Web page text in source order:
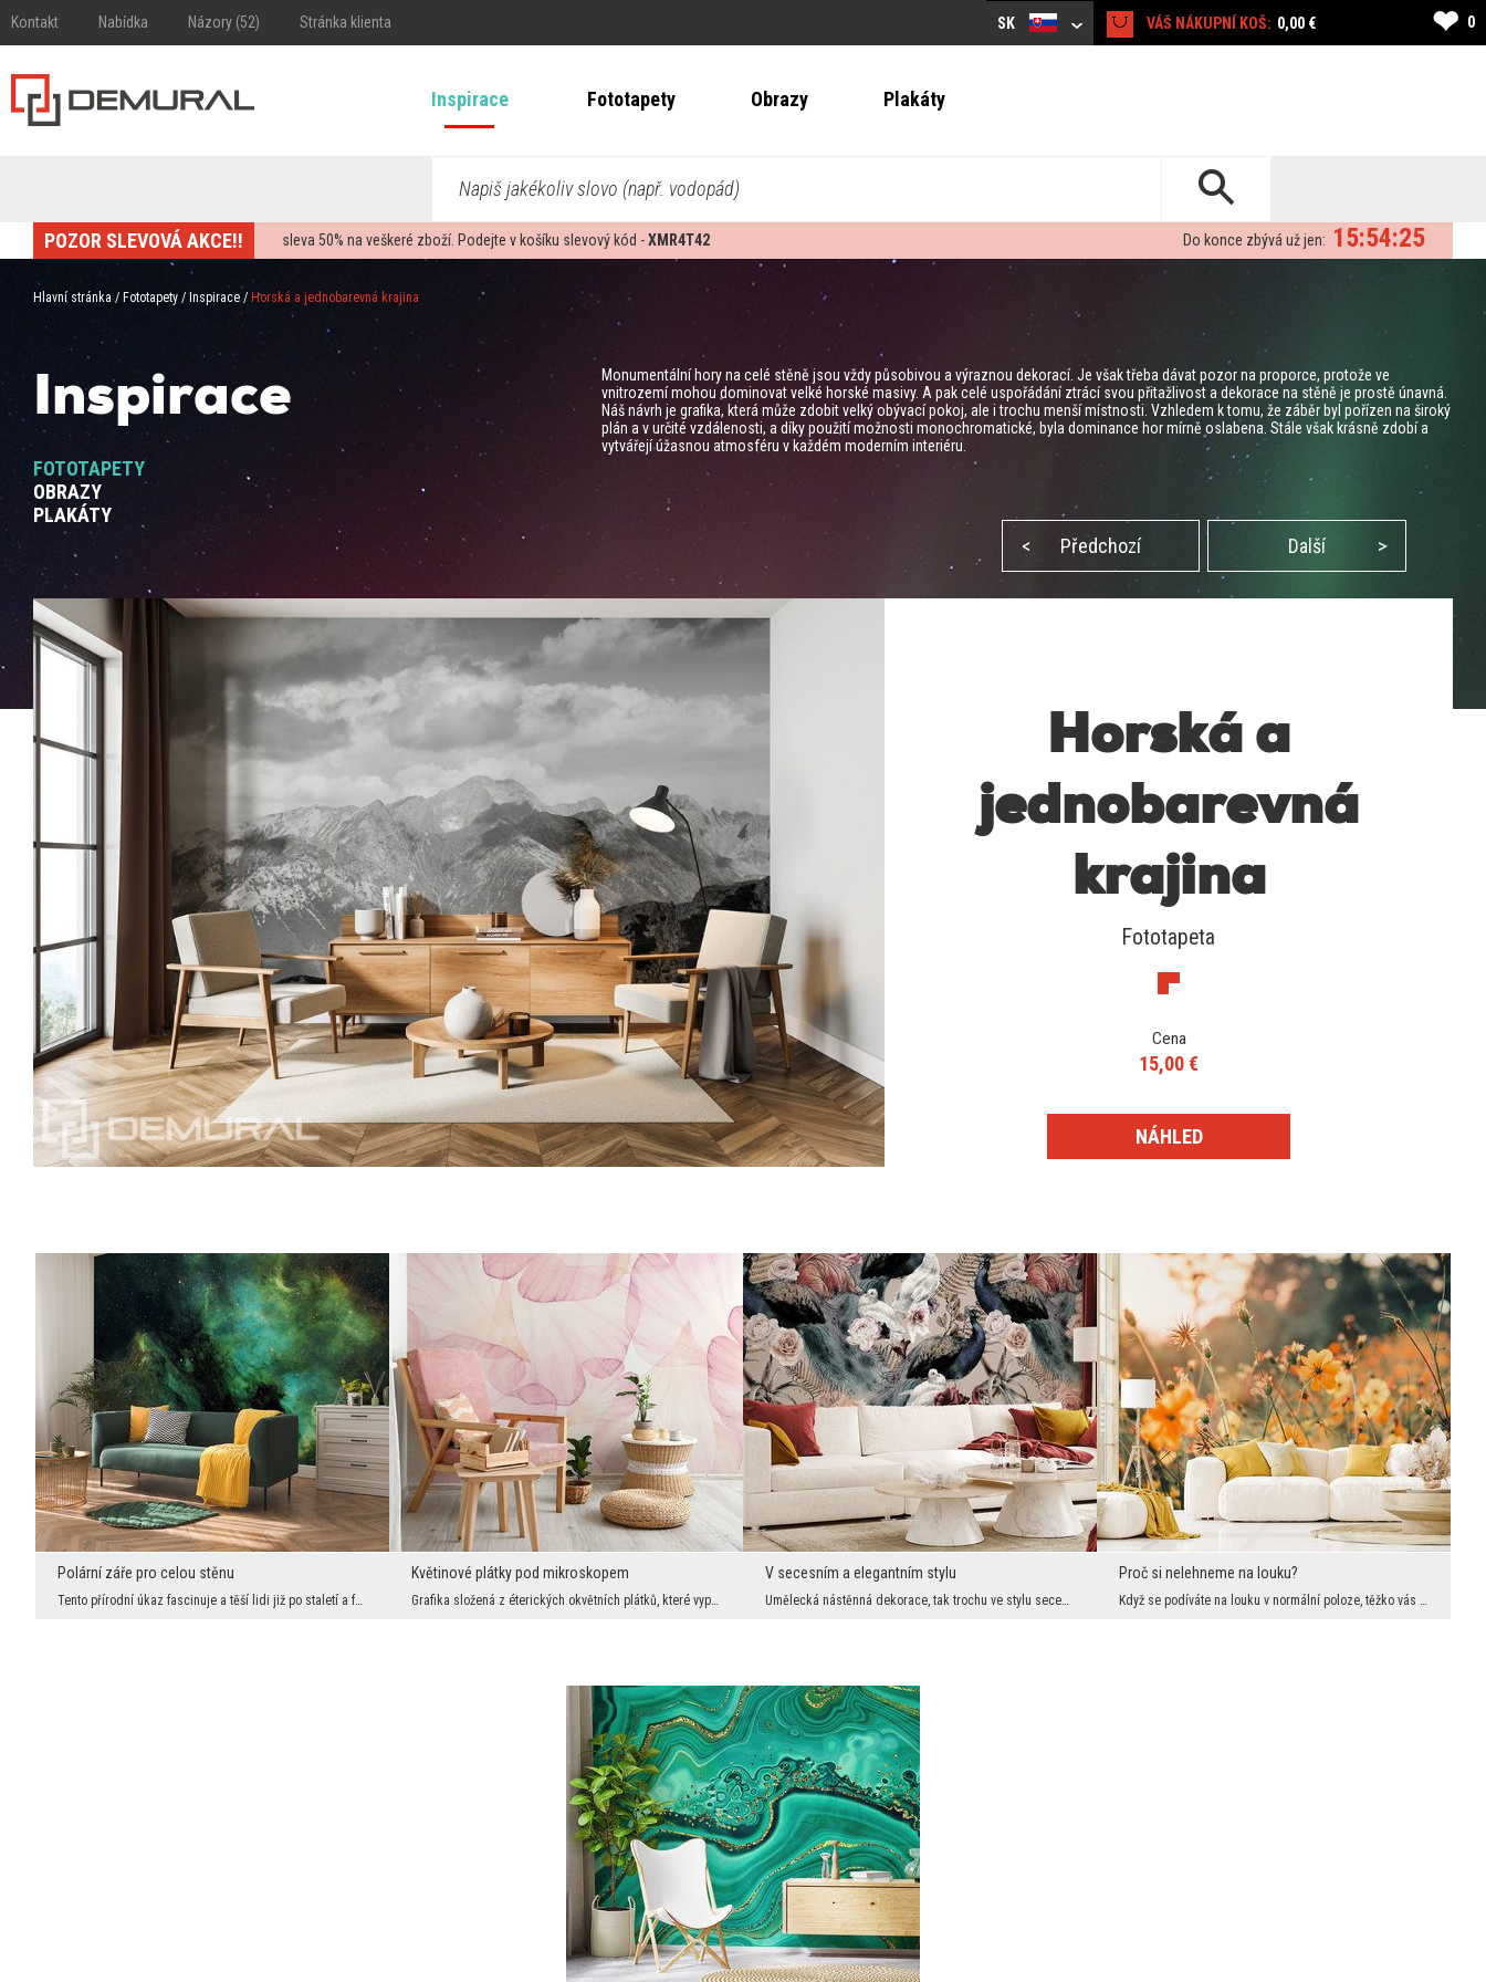
Kontakt Nabídka Názory (52) Stránka klienta SK VÁŠ NÁKUPNÍ KOŠ: 0,00 € ❤ 0
Inspirace Fototapety Obrazy Plakáty
Napiš jakékoliv slovo (např. vodopád)
POZOR SLEVOVÁ AKCE!! sleva50% na veškeré zboží. Podejte v košíku slevový kód -XMR4T42 15:54:24
Do konce zbývá už jen:
Hlavní stránka / Fototapety / Inspirace / Horská a jednobarevná krajina
Inspirace
FOTOTAPETY
OBRAZY
PLAKÁTY
Monumentální hory na celé stěně jsou vždy působivou a výraznou dekorací. Je však třeba dávat pozor na proporce, protože ve
vnitrozemí mohou dominovat velké horské masivy. A pak celé uspořádání ztrácí svou přitažlivost a dekorace na stěně je prostě únavná.
Náš návrh je grafika, která může zdobit velký obývací pokoj, ale i trochu menší místnosti. Vzhledem k tomu, že záběr byl pořízen na široký
plán a v určité vzdálenosti, a díky použití možnosti monochromatické, byla dominance hor mírně oslabena. Stále však krásně zdobí a
vytvářejí úžasnou atmosféru v každém moderním interiéru.
< Předchozí Další >
Horská a
jednobarevná
krajina
Fototapeta
Cena
15,00 €
NÁHLED
Polární záře pro celou stěnu
Tento přírodní úkaz fascinuje a těší lidi již po staletí a fotografie zachycující polární záři pa...
Květinové plátky pod mikroskopem
Grafika složená z éterických okvětních plátků, které vypadají jako by byly vytvořeny pro mikrosko...
V secesním a elegantním stylu
Umělecká nástěnná dekorace, tak trochu ve stylu secesních obrazů, kde se toho hodně děje. Máme tu...
Proč si nelehneme na louku?
Když se podíváte na louku v normální poloze, těžko vás něco překvapí. Stačí si však lehnout na de...